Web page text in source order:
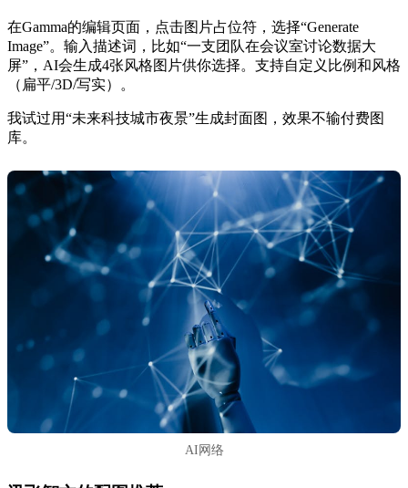
在Gamma的编辑页面，点击图片占位符，选择“Generate
Image”。输入描述词，比如“一支团队在会议室讨论数据大
屏”，AI会生成4张风格图片供你选择。支持自定义比例和风格
（扁平/3D/写实）。
我试过用“未来科技城市夜景”生成封面图，效果不输付费图
库。
AI网络